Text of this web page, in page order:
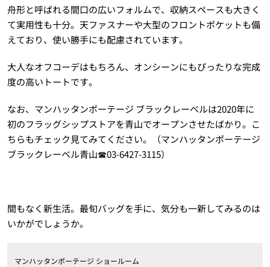
舟形と呼ばれる間口の広いフォルムで、収納スペースも大きく
て実用性も十分。天ファスナーや大型のフロントポケットも備
えており、使い勝手にも配慮されています。
大人なオフコーデはもちろん、オンシーンにもぴったりな完成
度の高いトートです。
なお、マンハッタンポーテージ ブラックレーベルは2020年に
初のフラッグシップストアを青山でオープンさせたばかり。こ
ちらもチェック見てみてください。（マンハッタンポーテージ
ブラックレーベル青山☎03-6427-3115）
間もなく新生活。最旬バッグを手に、気分も一新してみるのは
いかがでしょうか。
マンハッタンポーテージ ショールーム